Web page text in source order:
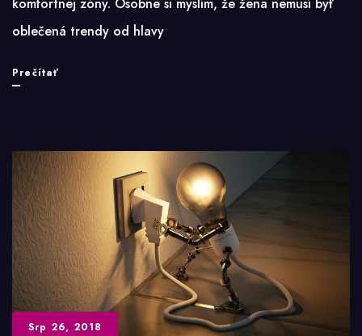
komfortnej zóny. Osobne si myslím, že žena nemusí byť
oblečená trendy od hlavy
PrečítaťAko
počas
chladných
mesiacov
Srp 26, 2018